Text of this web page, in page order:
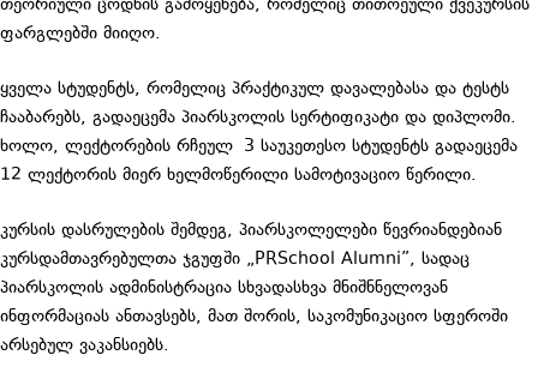
თეორიული ცოდნის გამოყენება, რომელიც თითოეული ქვეკურსის
ფარგლებში მიიღო.
ყველა სტუდენტს, რომელიც პრაქტიკულ დავალებასა და ტესტს
ჩააბარებს, გადაეცემა პიარსკოლის სერტიფიკატი და დიპლომი.
ხოლო, ლექტორების რჩეულ 3 საუკეთესო სტუდენტს გადაეცემა
12 ლექტორის მიერ ხელმოწერილი სამოტივაციო წერილი.
კურსის დასრულების შემდეგ, პიარსკოლელები წევრიანდებიან
კურსდამთავრებულთა ჯგუფში „PRSchool Alumni”, სადაც
პიარსკოლის ადმინისტრაცია სხვადასხვა მნიშნნელოვან
ინფორმაციას ანთავსებს, მათ შორის, საკომუნიკაციო სფეროში
არსებულ ვაკანსიებს.